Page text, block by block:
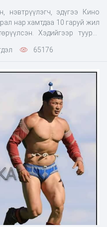
нэвтрүүлэгч, эдүгээ Кино
нар хамтдаа 10 гаруй жил
Хэдийгээр туурга
амиа тавьж, хүсэл
65176